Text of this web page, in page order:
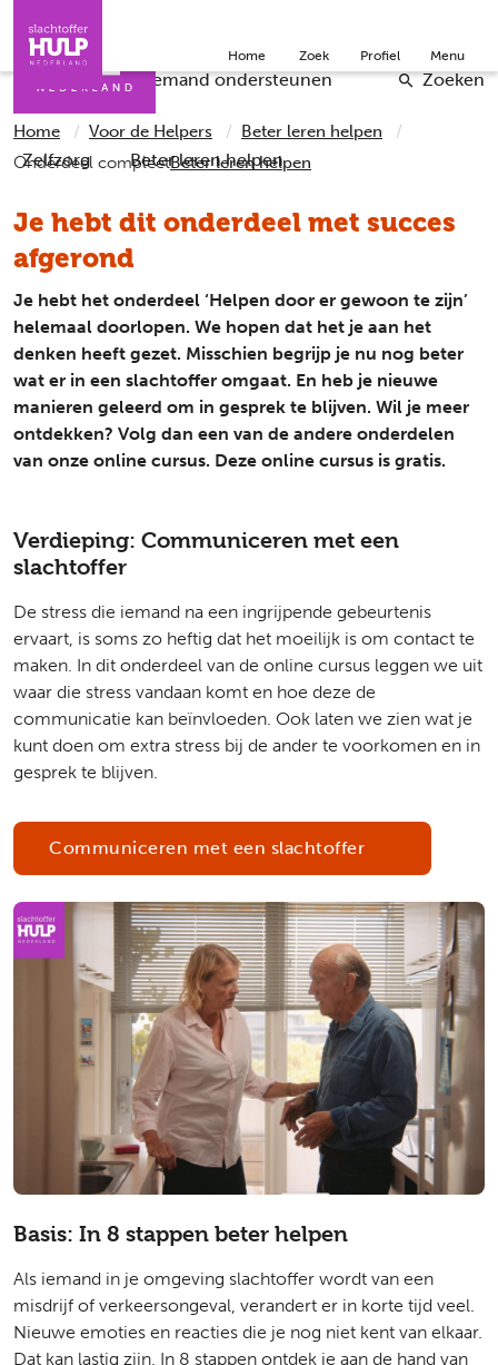
Iemand helpen Doneer English
Checklists Iemand ondersteunen
Zelfzorg Beter leren helpen
Zoeken
Home Zoek Profiel Menu
Home Voor de Helpers
Beter leren helpen
Onderdeel compleetBeter leren helpen
Je hebt dit onderdeel met succes
afgerond
Je hebt het onderdeel ‘Helpen door er gewoon te zijn’
helemaal doorlopen. We hopen dat het je aan het
denken heeft gezet. Misschien begrijp je nu nog beter
wat er in een slachtoffer omgaat. En heb je nieuwe
manieren geleerd om in gesprek te blijven. Wil je meer
ontdekken? Volg dan een van de andere onderdelen
van onze online cursus. Deze online cursus is gratis.
Verdieping: Communiceren met een
slachtoffer
De stress die iemand na een ingrijpende gebeurtenis
ervaart, is soms zo heftig dat het moeilijk is om contact te
maken. In dit onderdeel van de online cursus leggen we uit
waar die stress vandaan komt en hoe deze de
communicatie kan beïnvloeden. Ook laten we zien wat je
kunt doen om extra stress bij de ander te voorkomen en in
gesprek te blijven.
Communiceren met een slachtoffer
Basis: In 8 stappen beter helpen
Als iemand in je omgeving slachtoffer wordt van een
misdrijf of verkeersongeval, verandert er in korte tijd veel.
Nieuwe emoties en reacties die je nog niet kent van elkaar.
Dat kan lastig zijn. In 8 stappen ontdek je aan de hand van